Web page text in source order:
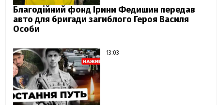
Благодійний фонд Ірини Федишин передав
авто для бригади загиблого Героя Василя
Особи
13:03